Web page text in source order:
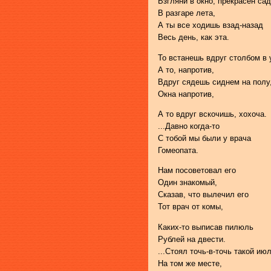
В разгаре лета,
А ты все ходишь взад-назад
Весь день, как эта.
То встанешь вдруг столбом в
А то, напротив,
Вдруг сядешь сиднем на полу,
Окна напротив,
А то вдруг вскочишь, хохоча.
...Давно когда-то
С тобой мы были у врача
Гомеопата.
Нам посоветовал его
Один знакомый,
Сказав, что вылечил его
Тот врач от комы,
Каких-то выписав пилюль
Рублей на двести.
...Стоял точь-в-точь такой
На том же месте,